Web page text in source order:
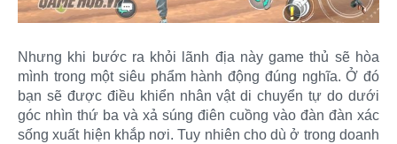
Nhưng khi bước ra khỏi lãnh địa này game thủ sẽ hòa
mình trong một siêu phẩm hành động đúng nghĩa. Ở đó
bạn sẽ được điều khiển nhân vật di chuyển tự do dưới
góc nhìn thứ ba và xả súng điên cuồng vào đàn đàn xác
sống xuất hiện khắp nơi. Tuy nhiên cho dù ở trong doanh